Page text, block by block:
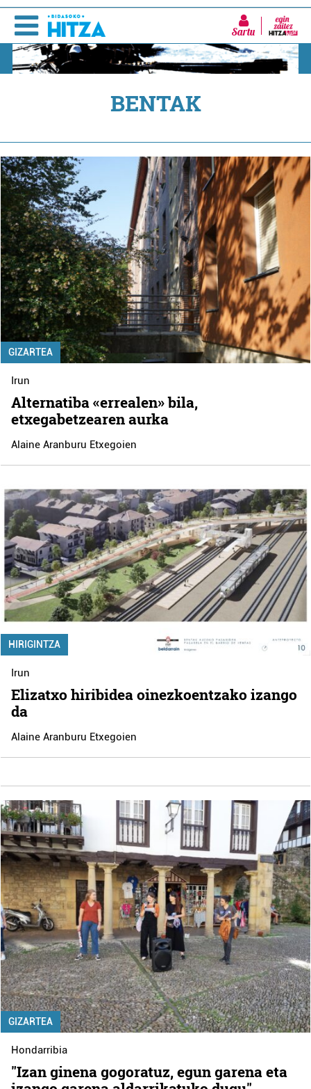
Sartu
BENTAK
GIZARTEA
Irun
Alternatiba «errealen» bila,
etxegabetzearen aurka
Alaine Aranburu Etxegoien
HIRIGINTZA
Irun
Elizatxo hiribidea oinezkoentzako izango
da
Alaine Aranburu Etxegoien
GIZARTEA
Hondarribia
"Izan ginena gogoratuz, egun garena eta